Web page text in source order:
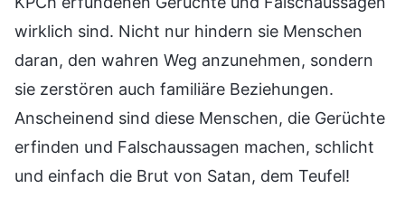
wirklich sind. Nicht nur hindern sie Menschen
daran, den wahren Weg anzunehmen, sondern
sie zerstören auch familiäre Beziehungen.
Anscheinend sind diese Menschen, die Gerüchte
erfinden und Falschaussagen machen, schlicht
und einfach die Brut von Satan, dem Teufel!